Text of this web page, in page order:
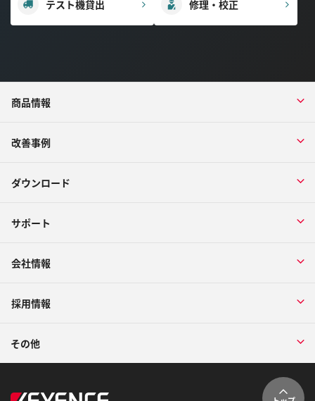
テスト機貸出 修理・校正
商品情報
改善事例
ダウンロード
サポート
会社情報
採用情報
その他